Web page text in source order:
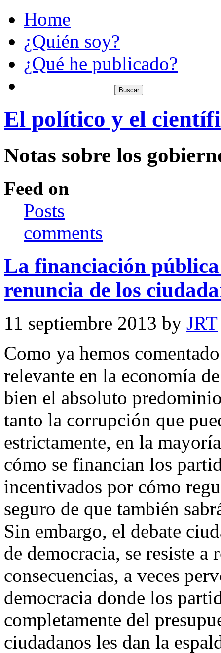
Home
¿Quién soy?
¿Qué he publicado?
El político y el
Notas sobre los
Feed on
Posts
comments
La financiación
renuncia de los
11 septiembre 2013 by JRT
Como ya hemos
relevante en la economía
bien el absoluto
tanto la corrupción que
estrictamente, en la
cómo se financian los
incentivados por cómo
seguro de que también
Sin embargo, el debate
de democracia, se resiste
consecuencias, a veces
democracia donde los
completamente del
ciudadanos les dan la